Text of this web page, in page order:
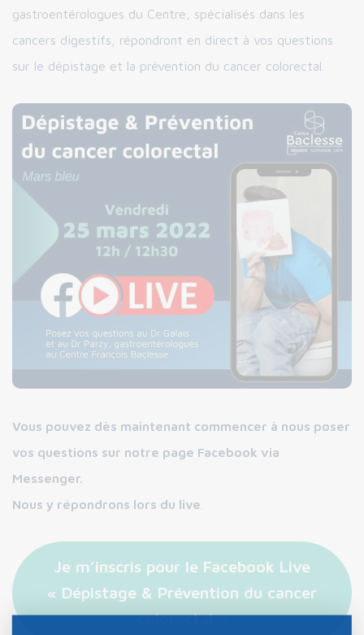
gastroentérologues du Centre, spécialisés dans les
cancers digestifs, répondront en direct à vos questions
sur le dépistage et la prévention du cancer colorectal.
Vous pouvez dès maintenant commencer à nous poser
vos questions sur notre page Facebook via
Messenger.
Nous y répondrons lors du live
Je m’inscris pour le Facebook Live
« Dépistage & Prévention du cancer
colorectal »